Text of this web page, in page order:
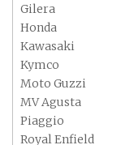
Gilera
Honda
Kawasaki
Kymco
Moto Guzzi
MV Agusta
Piaggio
Royal Enfield